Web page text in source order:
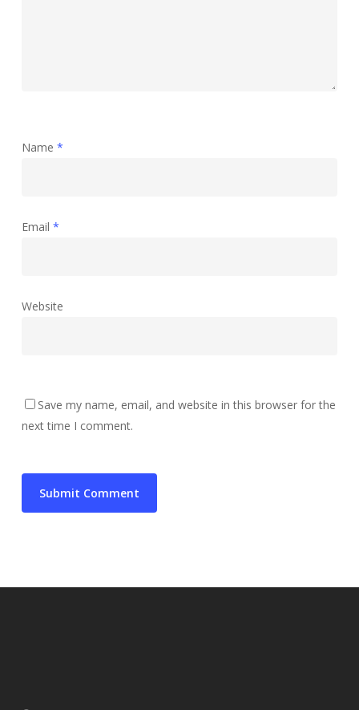
Name *
Email *
Website
Save my name, email, and website in this browser for the
next time I comment.